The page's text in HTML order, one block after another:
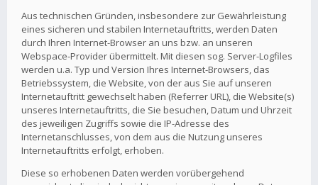
Aus technischen Gründen, insbesondere zur Gewährleistung
eines sicheren und stabilen Internetauftritts, werden Daten
durch Ihren Internet-Browser an uns bzw. an unseren
Webspace-Provider übermittelt. Mit diesen sog. Server-Logfiles
werden u.a. Typ und Version Ihres Internet-Browsers, das
Betriebssystem, die Website, von der aus Sie auf unseren
Internetauftritt gewechselt haben (Referrer URL), die Website(s)
unseres Internetauftritts, die Sie besuchen, Datum und Uhrzeit
des jeweiligen Zugriffs sowie die IP-Adresse des
Internetanschlusses, von dem aus die Nutzung unseres
Internetauftritts erfolgt, erhoben.
Diese so erhobenen Daten werden vorübergehend